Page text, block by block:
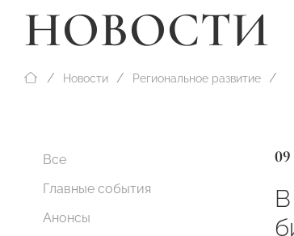
НОВОСТИ
Новости Региональное развитие
Все
Главные события
Анонсы
09